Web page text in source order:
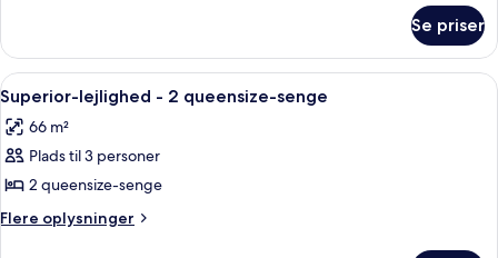
-
udsigt
til
have
Se priser
Indlæs
alle
billeder
af
Superior-
lejlighed
En moderne stue med et hvidt
3
Superior-lejlighed - 2 queensize-senge
66 m²
Plads til 3 personer
2 queensize-senge
Flere oplysninger
Flere